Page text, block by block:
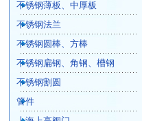
不锈钢薄板、中厚板
不锈钢法兰
不锈钢圆棒、方棒
不锈钢扁钢、角钢、槽钢
不锈钢割圆
管件